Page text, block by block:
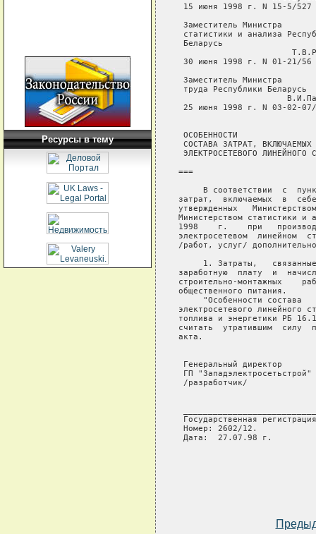
Ресурсы в тему
15 июня 1998 г. N 15-
Заместитель Министра
статистики и анализа
Беларусь
30 июня 1998 г. N 01-21/
Заместитель Министра
труда Республики Беларусь
25 июня 1998 г. N 03-02-07/
ОСОБЕННОСТИ
СОСТАВА ЗАТРАТ, ВКЛЮЧАЕМЫХ
ЭЛЕКТРОСЕТЕВОГО ЛИНЕЙНОГО
===
В соответствии  с
затрат,  включаемых  в
утвержденных
Министерством статистики
1998    г.    при
электросетевом  линейном
/работ, услуг/
1. Затраты,
заработную  плату  и
строительно-монтажных
общественного питания.
"Особенности состава
электросетевого линейного
топлива и энергетики РБ
считать  утратившим  силу
акта.
Генеральный директор
ГП
/разработчик/
Государственная
Номер: 2602/12.
Дата:  27.07.98 г.